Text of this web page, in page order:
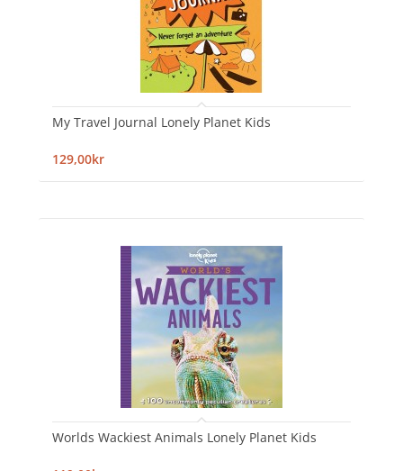
My Travel Journal Lonely Planet Kids
129,00kr
Worlds Wackiest Animals Lonely Planet Kids